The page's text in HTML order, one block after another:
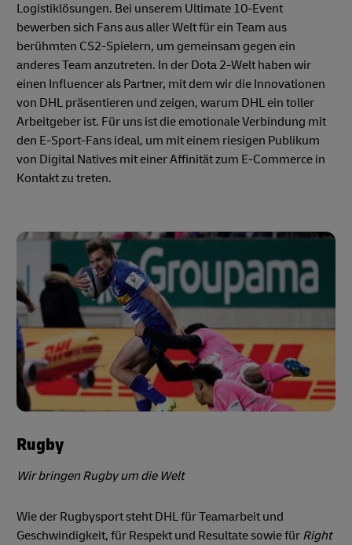
Logistiklösungen. Bei unserem Ultimate 10-Event
bewerben sich Fans aus aller Welt für ein Team aus
berühmten CS2-Spielern, um gemeinsam gegen ein
anderes Team anzutreten. In der Dota 2-Welt haben wir
einen Influencer als Partner, mit dem wir die Innovationen
von DHL präsentieren und zeigen, warum DHL ein toller
Arbeitgeber ist. Für uns ist die emotionale Verbindung mit
den E-Sport-Fans ideal, um mit einem riesigen Publikum
von Digital Natives mit einer Affinität zum E-Commerce in
Kontakt zu treten.
Rugby
Wir bringen Rugby um die Welt
Wie der Rugbysport steht DHL für Teamarbeit und
Geschwindigkeit, für Respekt und Resultate sowie für Right